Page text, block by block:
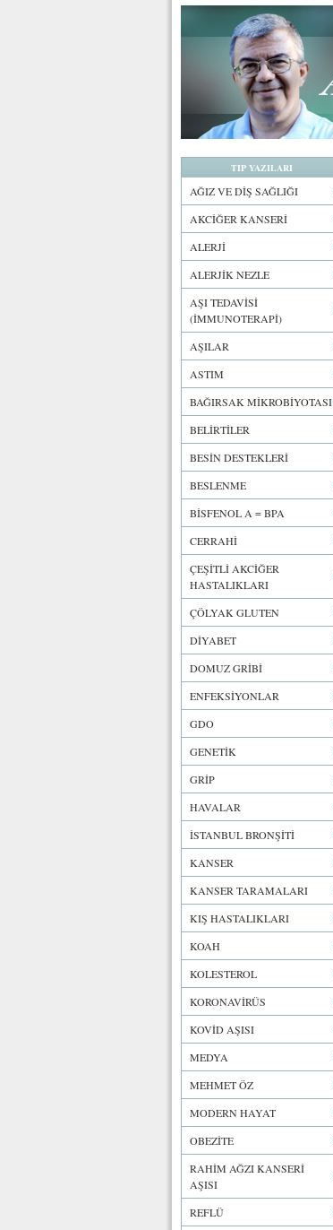
TIP YAZILARI
AĞIZ VE DİŞ SAĞLIĞI
AKCİĞER KANSERİ
ALERJİ
ALERJİK NEZLE
AŞI TEDAVİSİ
(İMMUNOTERAPİ)
AŞILAR
ASTIM
BAĞIRSAK MİKROBİYOTASI
BELİRTİLER
BESİN DESTEKLERİ
BESLENME
BİSFENOL A = BPA
CERRAHİ
ÇEŞİTLİ AKCİĞER
HASTALIKLARI
ÇÖLYAK GLUTEN
DİYABET
DOMUZ GRİBİ
ENFEKSİYONLAR
GDO
GENETİK
GRİP
HAVALAR
İSTANBUL BRONŞİTİ
KANSER
KANSER TARAMALARI
KIŞ HASTALIKLARI
KOAH
KOLESTEROL
KORONAVİRÜS
KOVİD AŞISI
MEDYA
MEHMET ÖZ
MODERN HAYAT
OBEZİTE
RAHİM AĞZI KANSERİ
AŞISI
REFLÜ